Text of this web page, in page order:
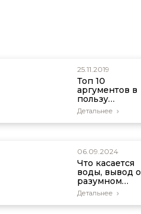
25.11.2019
Топ 10
аргументов в
пользу
молодости
Земли и
сотворения
Детальнее
06.09.2024
Что касается
воды, вывод о
разумном
замысле не
зависит от
религиозных
Детальнее